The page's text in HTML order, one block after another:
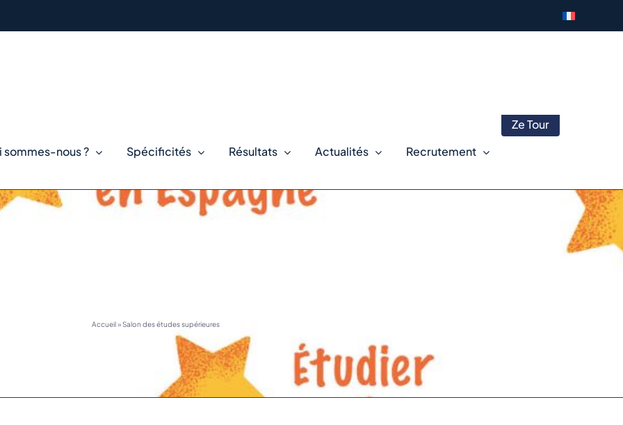
sommes-nous ? Spécificités Résultats Actualités Recrutement
Ze Tour
Accueil»Salon des études supérieures